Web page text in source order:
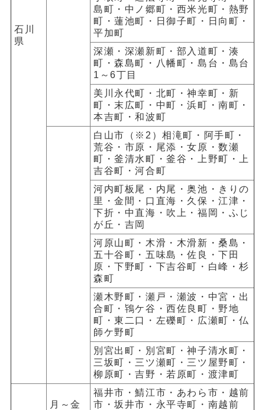
石川
県
島町・中ノ郷町・西米光町・熱野
町・蓮池町・日御子町・日向町・
平加町
深瀬・深瀬新町・部入道町・湊
町・森島町・八幡町・島台・島台
1～6丁目
美川永代町・北町・神幸町・新
町・末広町・中町・浜町・南町・
本吉町・和波町
白山市（※2）相滝町・阿手町・
荒谷・市原・尾添・女原・数瀬
町・釜清水町・釜谷・上野町・上
吉谷町・河合町
河内町板尾・内尾・奥池・きりの
里・金間・口直海・久保・江津・
下折・中直海・吹上・福岡・ふじ
が丘・吉岡
河原山町・木滑・木滑新・桑島・
五十谷町・五味島・佐良・下田
原・下野町・下吉谷町・白峰・杉
森町
瀬木野町・瀬戸・瀬波・中宮・出
合町・鴇ケ谷・西佐良町・野地
町・東二口・左礫町・広瀬町・仏
師ケ野町
別宮出町・別宮町・神子清水町・
三坂町・三ツ瀬町・三ツ屋野町・
柳原町・吉野・若原町・渡津町
月～金
福井市・鯖江市・あわら市・越前
市・坂井市・永平寺町・南越前